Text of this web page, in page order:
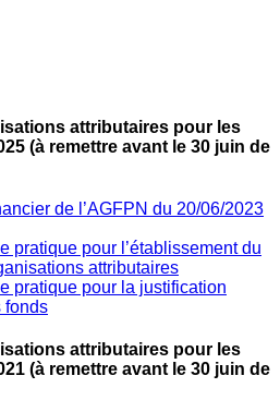
attributaires pour les
(à remettre avant le 30 juin de
de l’AGFPN du 20/06/2023
pratique pour l’établissement du
attributaires
pratique pour la justification
fonds
attributaires pour les
(à remettre avant le 30 juin de